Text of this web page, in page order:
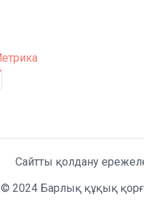
Сайтты қолдану
© 2024 Барлық құқық